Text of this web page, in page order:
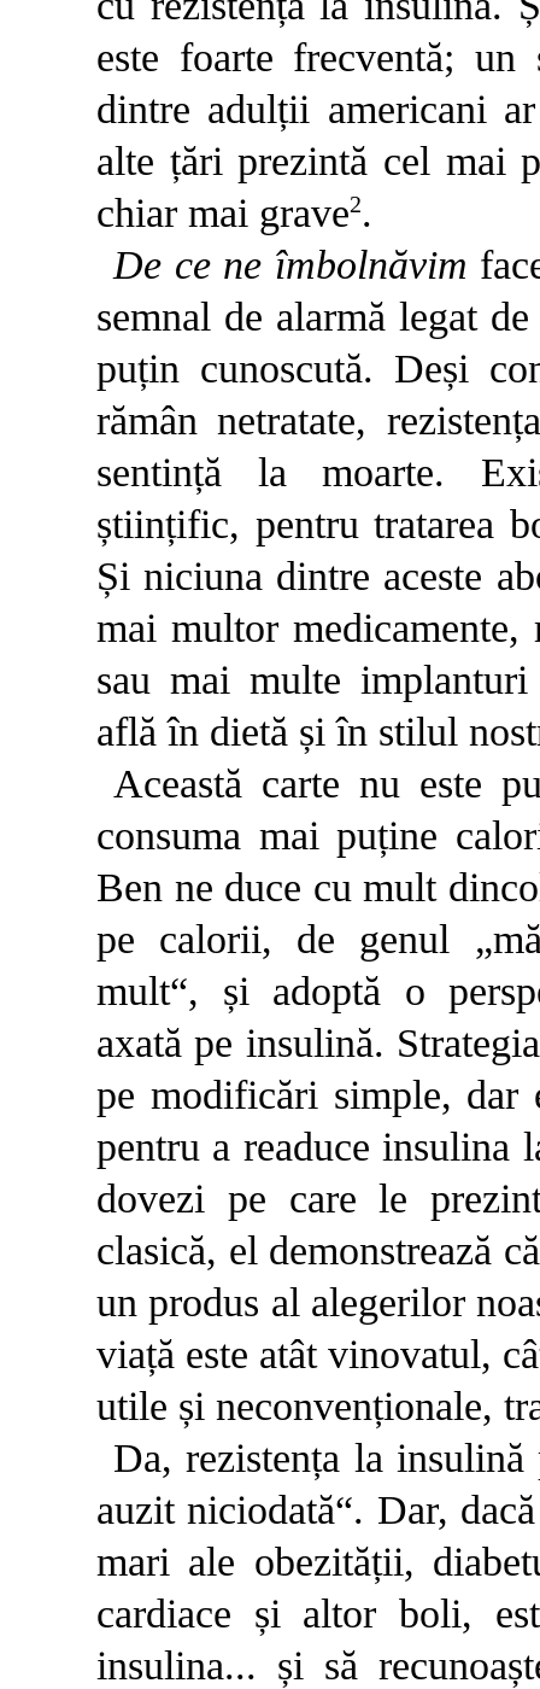
este foarte frecventă; un
dintre adulții americani
alte țări prezintă cel mai
chiar mai grave2.
De ce ne îmbolnăvim
semnal de alarmă legat
puțin cunoscută. Deși
rămân netratate,
sentință la moarte.
științific, pentru tratarea
Și niciuna dintre aceste
mai multor
sau mai multe
află în dietă și în stilul
Această carte nu este
consuma mai puține
Ben ne duce cu mult
pe calorii, de genul
mult“, și adoptă o
axată pe insulină.
pe modificări simple, dar
pentru a readuce insulina
dovezi pe care le
clasică, el demonstrează
un produs al alegerilor
viață este atât vinovatul,
utile și neconvenționale,
Da, rezistența la
auzit niciodată“. Dar,
mari ale obezității,
cardiace și altor boli,
insulina... și să